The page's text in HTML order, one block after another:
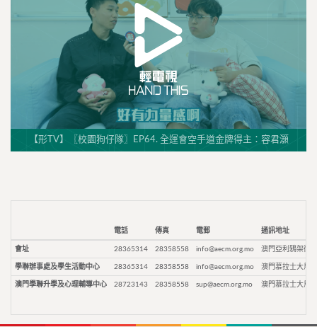
【形TV】〖校園狗仔隊〗EP64. 全運會空手道金牌得主：容君灝
電話 傳真 電郵 通訊地址
會址 28365314 28358558 info@aecm.org.mo 澳門亞利鴉架街9
學聯辦事處及學生活動中心 28365314 28358558 info@aecm.org.mo 澳門慕拉士大馬
澳門學聯升學及心理輔導中心 28723143 28358558 sup@aecm.org.mo 澳門慕拉士大馬